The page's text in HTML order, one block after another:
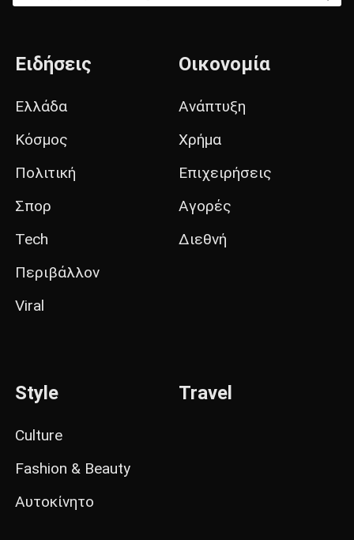
Ειδήσεις
Ελλάδα
Κόσμος
Πολιτική
Σπορ
Tech
Περιβάλλον
Viral
Οικονομία
Ανάπτυξη
Χρήμα
Επιχειρήσεις
Αγορές
Διεθνή
Style
Culture
Fashion & Beauty
Αυτοκίνητο
Travel